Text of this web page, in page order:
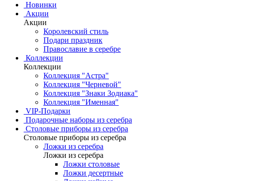
Новинки
Акции
Акции
Королевский стиль
Подари праздник
Православие в серебре
Коллекции
Коллекции
Коллекция "Астра"
Коллекция "Черневой"
Коллекция "Знаки Зодиака"
Коллекция "Именная"
VIP-Подарки
Подарочные наборы из серебра
Столовые приборы из серебра
Столовые приборы из серебра
Ложки из серебра
Ложки из серебра
Ложки столовые
Ложки десертные